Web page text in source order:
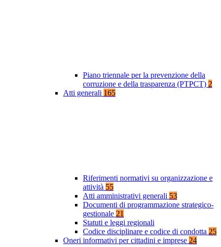
Piano triennale per la prevenzione della
corruzione e della trasparenza (PTPCT) 2
Atti generali 165
Riferimenti normativi su organizzazione e
attività 55
Atti amministrativi generali 53
Documenti di programmazione strategico-
gestionale 21
Statuti e leggi regionali
Codice disciplinare e codice di condotta 25
Oneri informativi per cittadini e imprese 24